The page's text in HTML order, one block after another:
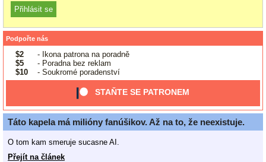
Podpořte nás
$2
- Ikona patrona na poradně
$5
- Poradna bez reklam
$10
- Soukromé poradenství
STAŇTE SE PATRONEM
Táto kapela má milióny fanúšikov. Až na to, že neexistuje.
O tom kam smeruje sucasne AI.
Přejít na článek